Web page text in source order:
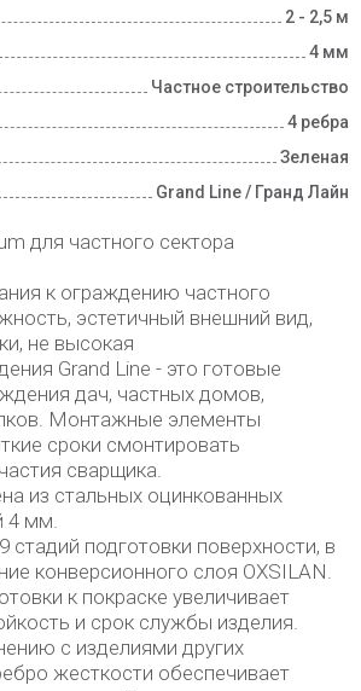
2 - 2,5 м
4 мм
Частное строительство
4 ребра
Зеленая
Grand Line / Гранд Лайн
для частного сектора
к ограждению частного
эстетичный внешний вид,
не высокая
Grand Line - это готовые
дач, частных домов,
Монтажные элементы
сроки смонтировать
сварщика.
из стальных оцинкованных
4 мм.
стадий подготовки поверхности, в
конверсионного слоя OXSILAN.
к покраске увеличивает
и срок службы изделия.
с изделиями других
жесткости обеспечивает